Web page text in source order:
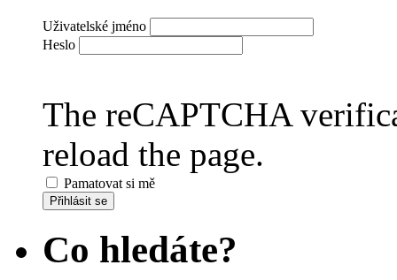
Uživatelské jméno
Heslo
The reCAPTCHA
reload the page.
Pamatovat si mě
Přihlásit se
Co hledáte?